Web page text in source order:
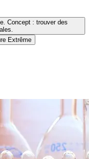
Concept : trouver des
Extrême